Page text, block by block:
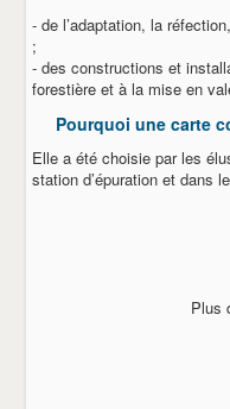
- de l’adaptation, la
;
- des constructions et
forestière et à la mise en
Pourquoi une carte
Elle a été choisie par les
station d’épuration et dans
Plus